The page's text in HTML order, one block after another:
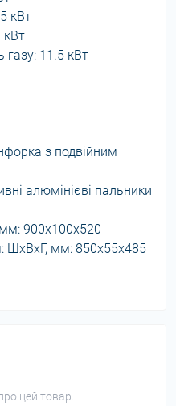
кВт
кВт
газу: 11.5 кВт
з подвійним
алюмінієві пальники
900х100х520
ШхВхГ, мм: 850х55х485
цей товар.